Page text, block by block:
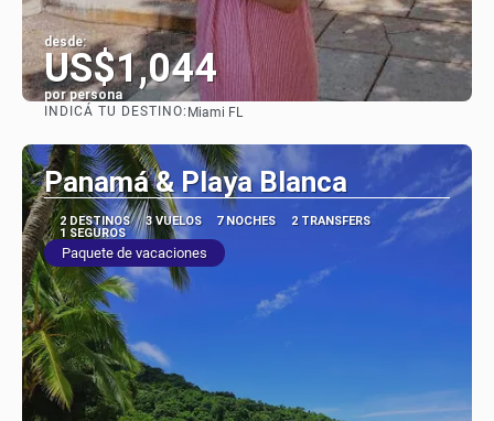
desde:
US$1,044
por persona
INDICÁ TU DESTINO: Miami FL
Panamá & Playa Blanca
2 DESTINOS 3 VUELOS 7 NOCHES
2 TRANSFERS
1 SEGUROS
Paquete de vacaciones